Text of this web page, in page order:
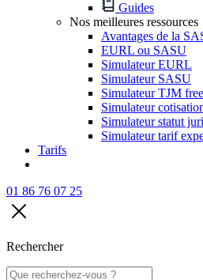
Guides
Nos meilleures ressources
Avantages de la
EURL ou SASU
Simulateur EURL
Simulateur SASU
Simulateur TJM
Simulateur
Simulateur statut
Simulateur tarif
Tarifs
01 86 76 07 25
Rechercher